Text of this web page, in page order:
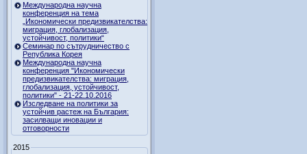
Международна научна
конференция на тема
„Икономически предизвикателства:
миграция, глобализация,
устойчивост, политики“
Семинар по сътрудничество с
Република Корея
Международна научна
конференция "Икономически
предизвикателства: миграция,
глобализация, устойчивост,
политики" - 21-22.10.2016
Изследване на политики за
устойчив растеж на България:
засилващи иновации и
отговорности
2015